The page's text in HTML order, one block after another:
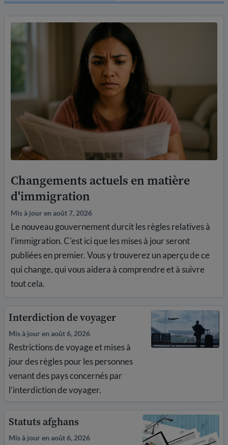
Changements actuels en matière
d'immigration
Mis à jour en août 7, 2026
Le nouveau gouvernement durcit les règles relatives à
l'immigration. C'est ici que les mises à jour seront
publiées en premier. Vous y trouverez un aperçu de ce
qui change, qui vous aidera à comprendre et à suivre
tout cela.
Interdiction de voyager
Mis à jour en août 6, 2026
Restrictions de voyage et mises à
jour des règles pour les personnes
venant des pays concernés par
l’interdiction de voyager.
Statuts afghans
Mis à jour en août 6, 2026